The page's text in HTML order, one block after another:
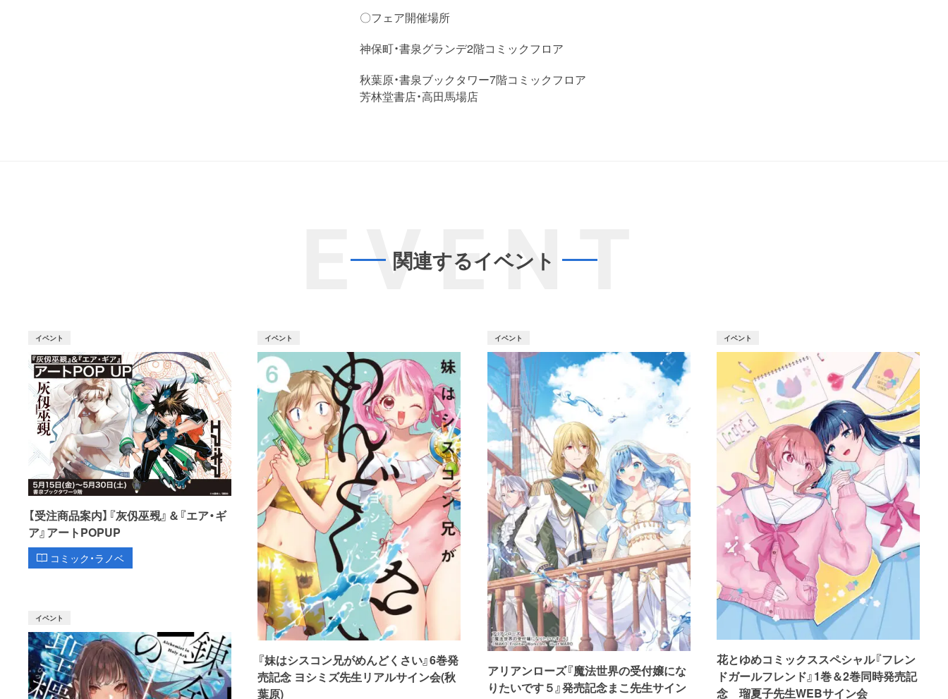
〇フェア開催場所
神保町・書泉グランデ2階コミックフロア
秋葉原・書泉ブックタワー7階コミックフロア
芳林堂書店・高田馬場店
EVENT
関連するイベント
イベント
【受注商品案内】『灰仭巫覡』＆『エア・ギ
ア』アートPOPUP
コミック・ラノベ
イベント
『妹はシスコン兄がめんどくさい』6巻発
売記念 ヨシミズ先生リアルサイン会(秋
葉原)
イベント
アリアンローズ『魔法世界の受付嬢にな
りたいです５』発売記念まこ先生サイン
イベント
花とゆめコミックススペシャル『フレン
ドガールフレンド』1巻＆2巻同時発売記
念 瑠夏子先生WEBサイン会
イベント